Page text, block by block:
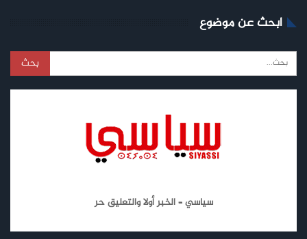
ابحث عن موضوع
سياسي – الخبر أولا والتعليق حر